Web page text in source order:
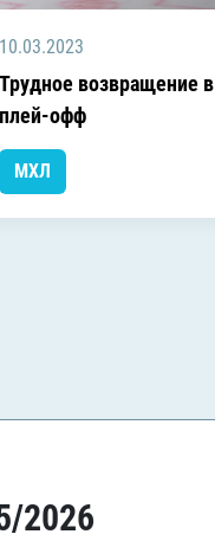
10.03.2023
Трудное возвращение в
плей-офф
МХЛ
2026